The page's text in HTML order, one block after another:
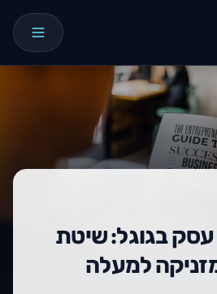
עסק בגוגל: שיטת
למעלה